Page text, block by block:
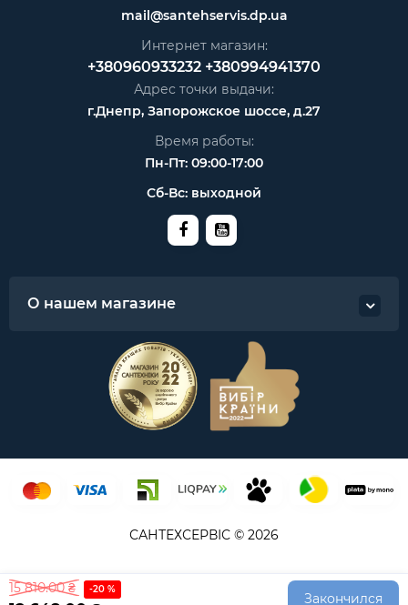
15 810.00 ₴ -20 %
Закончился
mail@santehservis.dp.ua
Интернет магазин:
+380960933232 +380994941370
Адрес точки выдачи:
г.Днепр, Запорожское шоссе, д.27
Время работы:
Пн-Пт: 09:00-17:00
Сб-Вс: выходной
О нашем магазине
САНТЕХСЕРВІС © 2026